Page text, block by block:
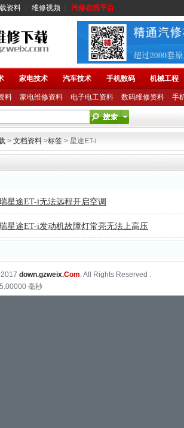
资料 ┆ 维修视频 ┆ 汽修在线平台
家电技术 汽车技术 手机数码 机械工程
料 家电维修资料 电子电工资料 数码维修资料 手
> 文档资料 >标签 > 星途ET-i
星途ET-i无法远程开启空调
星途ET-i发动机故障灯常亮无法上高压
down.gzweix.Com. All Rights Reserved .
毫秒